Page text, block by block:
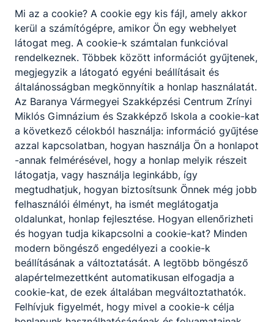
a vállalkozás nyereséges gazdálkodása
érdekében alkalmazza a gazdasági, jogi és
marketing ismereteket;
kezeli a megrendeléseket, a törzsvásárlói
nyilvántartásokat, a bónusz rendszereket;
árukatalógusokat, árjegyzékeket állít
össze;
a legkorszerűbb digitális és technológiai
ismereteinek alkalmazásával irányítja a
kereskedelmi és elektronikus rendszerek
folyamatszervezését, informatikai
megvalósítását;
aktualizálja az online tartalmakat, részt
vesz az aktuális online, offline kampányok
lebonyolításában;
ellátja a nyilvántartással, a vásárlók
kezelésével, az adatszolgáltatással, az
adatok védelmével kapcsolatos
adminisztratív feladatokat;
szakszerűen kommunikál idegen nyelven.
Mi az a cookie? A cookie egy kis fájl, amely akkor
kerül a számítógépre, amikor Ön egy webhelyet
látogat meg. A cookie-k számtalan funkcióval
rendelkeznek. Többek között információt gyűjtenek,
megjegyzik a látogató egyéni beállításait és
általánosságban megkönnyítik a honlap használatát.
Az Baranya Vármegyei Szakképzési Centrum Zrínyi
Miklós Gimnázium és Szakképző Iskola a cookie-kat
a következő célokból használja: információ gyűjtése
azzal kapcsolatban, hogyan használja Ön a honlapot
-annak felmérésével, hogy a honlap melyik részeit
látogatja, vagy használja leginkább, így
megtudhatjuk, hogyan biztosítsunk Önnek még jobb
felhasználói élményt, ha ismét meglátogatja
oldalunkat, honlap fejlesztése. Hogyan ellenőrizheti
és hogyan tudja kikapcsolni a cookie-kat? Minden
modern böngésző engedélyezi a cookie-k
beállításának a változtatását. A legtöbb böngésző
alapértelmezettként automatikusan elfogadja a
cookie-kat, de ezek általában megváltoztathatók.
Felhívjuk figyelmét, hogy mivel a cookie-k célja